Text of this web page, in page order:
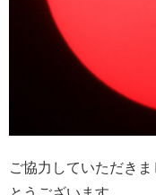
ご協力していただき